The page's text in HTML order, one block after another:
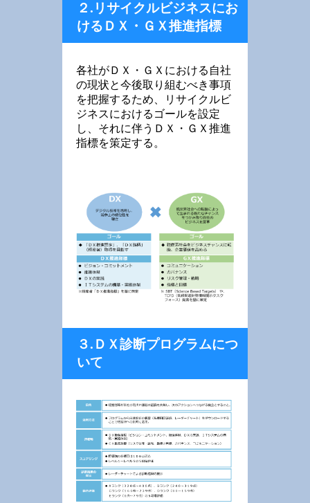
２.リサイクルビジネスにお
けるＤＸ・ＧＸ推進指標
各社がＤＸ・ＧＸにおける自社
の現状と今後取り組むべき事項
を把握するため、リサイクルビ
ジネスにおけるゴールを設定
し、それに伴うＤＸ・ＧＸ推進
指標を策定する。
３.ＤＸ診断プログラムにつ
いて